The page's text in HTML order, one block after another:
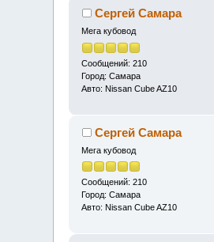
Сергей Самара
Мега кубовод
Сообщений: 210
Город: Самара
Авто: Nissan Cube AZ10
Сергей Самара
Мега кубовод
Сообщений: 210
Город: Самара
Авто: Nissan Cube AZ10